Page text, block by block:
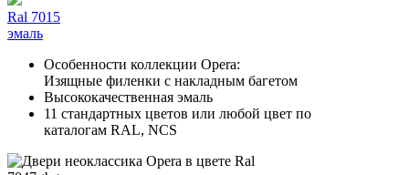
Ral 7015
эмаль
Особенности коллекции Opera:
Изящные филенки с накладным багетом
Высококачественная эмаль
11 стандартных цветов или любой цвет по
каталогам RAL, NCS